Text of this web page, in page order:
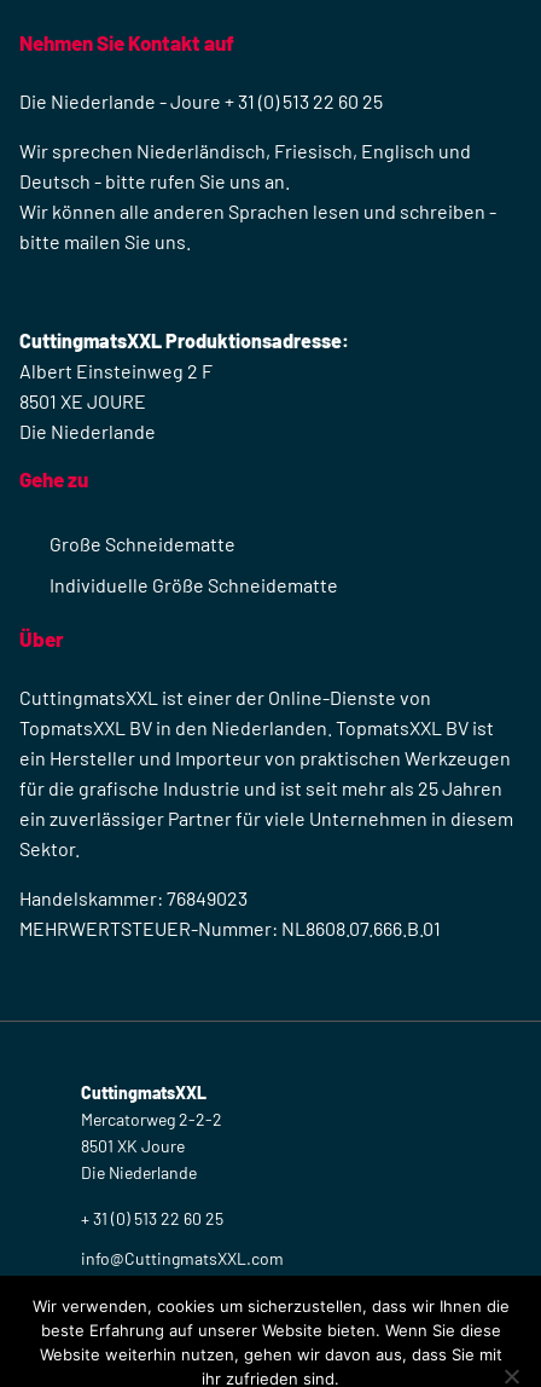
Nehmen Sie Kontakt auf
Die Niederlande - Joure + 31 (0) 513 22 60 25
Wir sprechen Niederländisch, Friesisch, Englisch und
Deutsch - bitte rufen Sie uns an.
Wir können alle anderen Sprachen lesen und schreiben -
bitte mailen Sie uns.
CuttingmatsXXL Produktionsadresse:
Albert Einsteinweg 2 F
8501 XE JOURE
Die Niederlande
Gehe zu
Große Schneidematte
Individuelle Größe Schneidematte
Über
CuttingmatsXXL ist einer der Online-Dienste von
TopmatsXXL BV in den Niederlanden. TopmatsXXL BV ist
ein Hersteller und Importeur von praktischen Werkzeugen
für die grafische Industrie und ist seit mehr als 25 Jahren
ein zuverlässiger Partner für viele Unternehmen in diesem
Sektor.
Handelskammer: 76849023
MEHRWERTSTEUER-Nummer: NL8608.07.666.B.01
CuttingmatsXXL
Mercatorweg 2-2-2
8501 XK Joure
Die Niederlande
+ 31 (0) 513 22 60 25
info@CuttingmatsXXL.com
© 2026 CuttingMatsXXL
Wir verwenden, cookies um sicherzustellen, dass wir Ihnen die
beste Erfahrung auf unserer Website bieten. Wenn Sie diese
Website weiterhin nutzen, gehen wir davon aus, dass Sie mit
ihr zufrieden sind.